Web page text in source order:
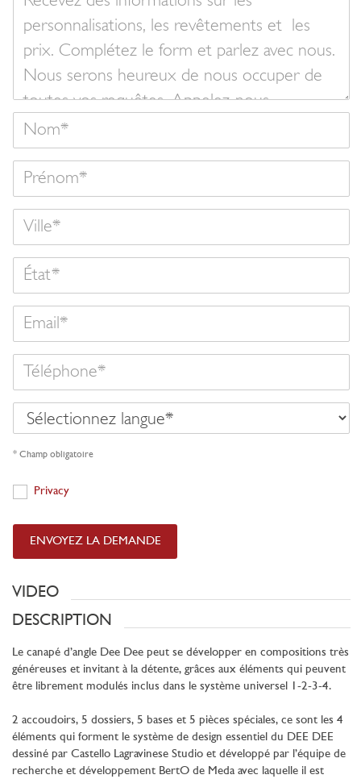
message
État
Sélectionnez
langue
* Champ obligatoire
Privacy
Privacy
ENVOYEZ LA DEMANDE
VIDEO
DESCRIPTION
Le canapé d’angle Dee Dee peut se développer en compositions très
généreuses et invitant à la détente, grâces aux éléments qui peuvent
être librement modulés inclus dans le système universel 1-2-3-4.
2 accoudoirs, 5 dossiers, 5 bases et 5 pièces spéciales, ce sont les 4
éléments qui forment le système de design essentiel du DEE DEE
dessiné par Castello Lagravinese Studio et développé par l’équipe de
recherche et développement BertO de Meda avec laquelle il est